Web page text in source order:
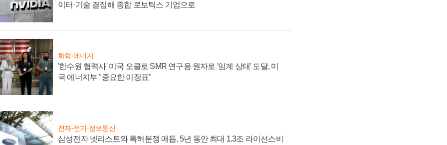
이터·기술 결집해 종합 로보틱스 기업으로
화학·에너지
'한수원 협력사' 미국 오클로 SMR 연구용 원자로 '임계 상태' 도달, 미
국 에너지부 "중요한 이정표"
전자·전기·정보통신
삼성전자 넷리스트와 특허분쟁 매듭, 5년 동안 최대 1.3조 라이선스비